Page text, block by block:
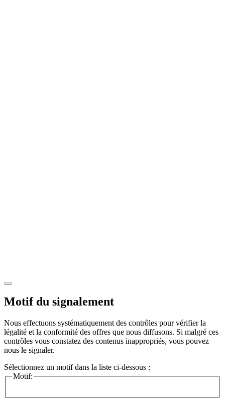
Motif du signalement
Nous effectuons systématiquement des contrôles pour vérifier la
légalité et la conformité des offres que nous diffusons. Si malgré ces
contrôles vous constatez des contenus inappropriés, vous pouvez
nous le signaler.
Sélectionnez un motif dans la liste ci-dessous :
Motif: